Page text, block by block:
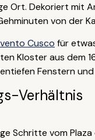
Ort. Dekoriert mit
von der
Cusco für
Kloster aus dem
Fenstern
Verhältnis
Schritte vom